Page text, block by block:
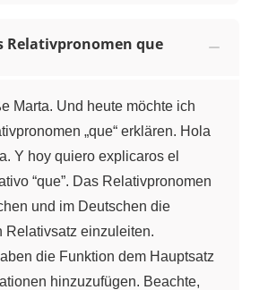
Relativpronomen que
Marta. Und heute möchte ich
„que“ erklären. Hola
Y hoy quiero explicaros el
“que”. Das Relativpronomen
und im Deutschen die
Relativsatz einzuleiten.
die Funktion dem Hauptsatz
hinzuzufügen. Beachte,